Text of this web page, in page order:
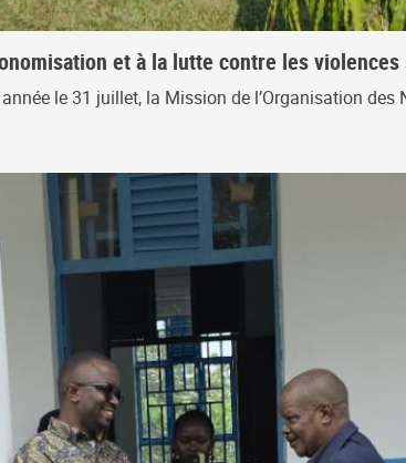
et à la lutte contre les
le 31 juillet, la Mission de l’Organisation